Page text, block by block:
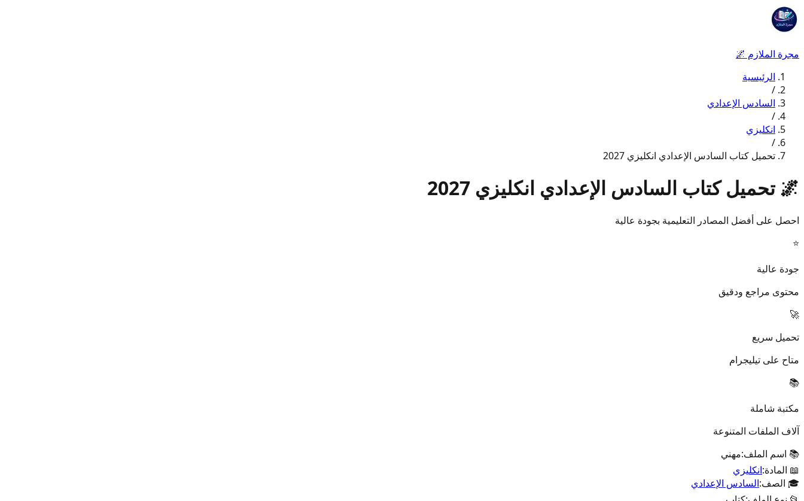
مجرة الملازم 🌌
الرئيسية
/
السادس الإعدادي
/
انكليزي
/
تحميل كتاب السادس الإعدادي انكليزي 2027
🌌 تحميل كتاب السادس الإعدادي انكليزي 2027
احصل على أفضل المصادر التعليمية بجودة عالية
⭐
جودة عالية
محتوى مراجع ودقيق
🚀
تحميل سريع
متاح على تيليجرام
📚
مكتبة شاملة
آلاف الملفات المتنوعة
📚 اسم الملف:مهني
📖 المادة:انكليزي
🎓 الصف:السادس الإعدادي